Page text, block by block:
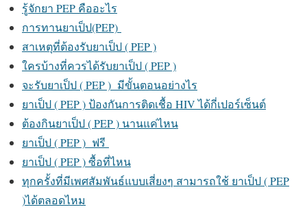
รู้จักยา PEP คืออะไร
การทานยาเป็ป(PEP)
สาเหตุที่ต้องรับยาเป็ป ( PEP )
ใครบ้างที่ควรได้รับยาเป็ป ( PEP )
จะรับยาเป็ป ( PEP ) มีขั้นตอนอย่างไร
ยาเป็ป ( PEP ) ป้องกันการติดเชื้อ HIV ได้กี่เปอร์เซ็นต์
ต้องกินยาเป็ป ( PEP ) นานแค่ไหน
ยาเป็ป ( PEP ) ฟรี
ยาเป็ป ( PEP ) ซื้อที่ไหน
ทุกครั้งที่มีเพศสัมพันธ์แบบเสี่ยงๆ สามารถใช้ ยาเป็ป ( PEP
)ได้ตลอดไหม